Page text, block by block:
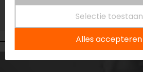
Vestiging Vianen
Selectie toestaan
Alles accepteren